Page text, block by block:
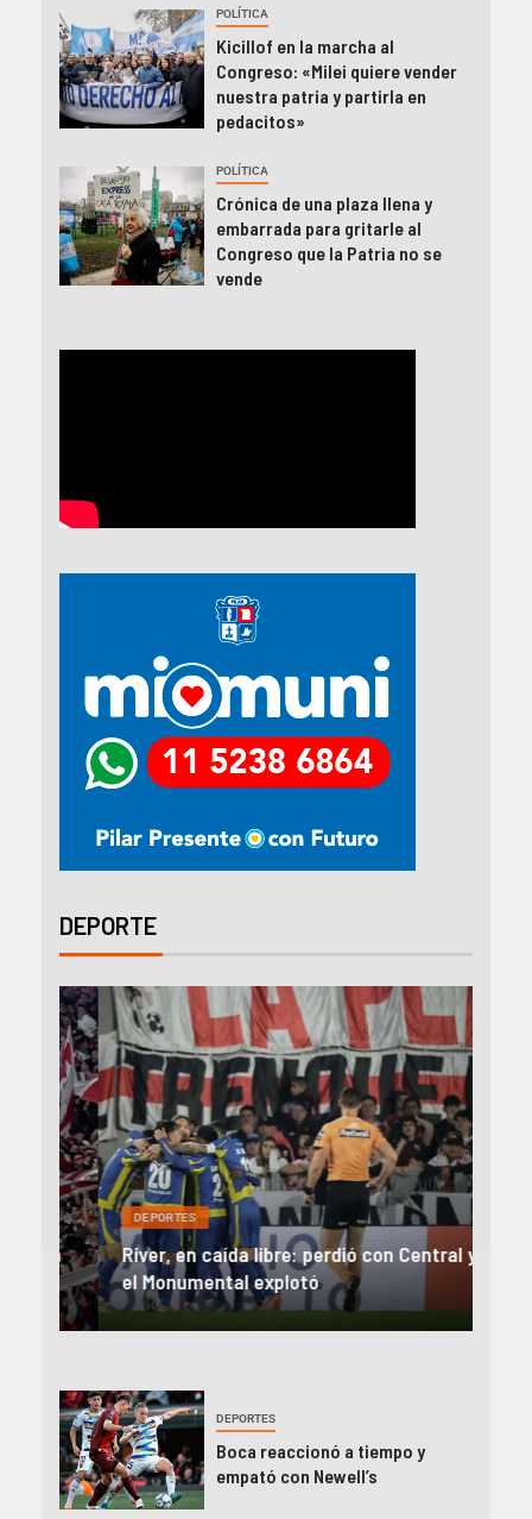
POLÍTICA
Kicillof en la marcha al
Congreso: «Milei quiere vender
nuestra patria y partirla en
pedacitos»
POLÍTICA
Crónica de una plaza llena y
embarrada para gritarle al
Congreso que la Patria no se
vende
DEPORTE
DEPORTES
River, en caída libre: perdió con Central y
el Monumental explotó
DEPORTES
Boca reaccionó a tiempo y
empató con Newell’s